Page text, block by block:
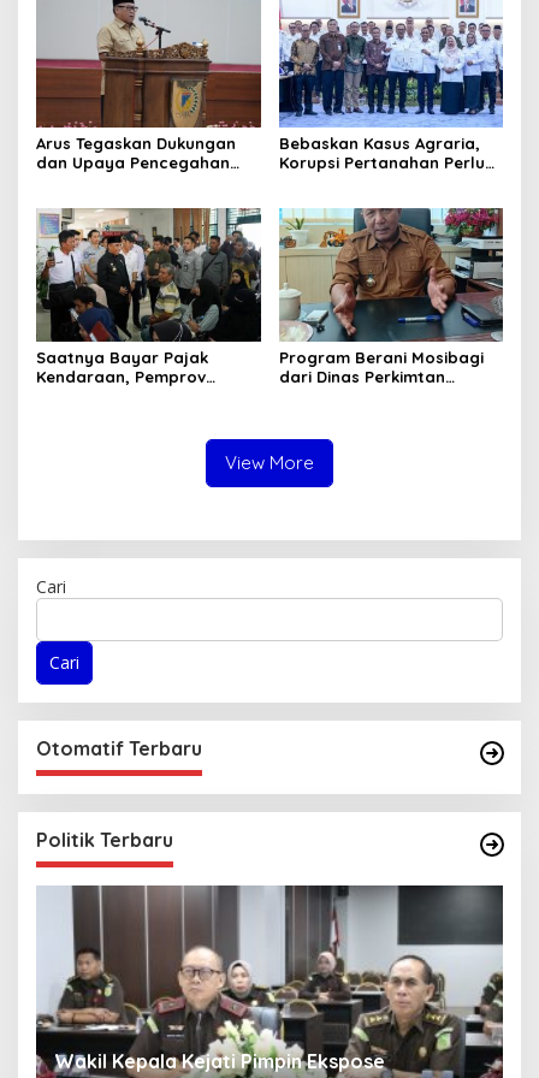
Tersangka Dugaan Korupsi
Pemungutan Pajak
Pertambangan
Arus Tegaskan Dukungan
dan Upaya Pencegahan
Bebaskan Kasus Agraria,
Korupsi Pertanahan Perlu
Saatnya Bayar Pajak
Kendaraan, Pemprov
Program Berani Mosibagi
dari Dinas Perkimtan
View More
Cari
Cari
Otomatif Terbaru
Politik Terbaru
Wakil Kepala Kejati Pimpin Ekspose